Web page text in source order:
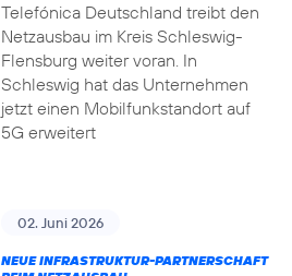
Telefónica Deutschland treibt den
Netzausbau im Kreis Schleswig-
Flensburg weiter voran. In
Schleswig hat das Unternehmen
jetzt einen Mobilfunkstandort auf
5G erweitert
02. Juni 2026
NEUE INFRASTRUKTUR-PARTNERSCHAFT